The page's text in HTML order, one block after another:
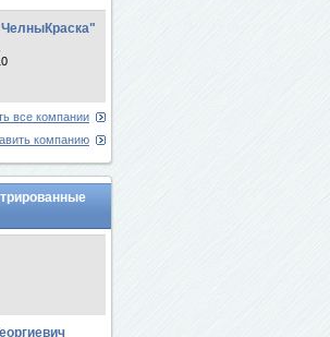
все компании
компанию